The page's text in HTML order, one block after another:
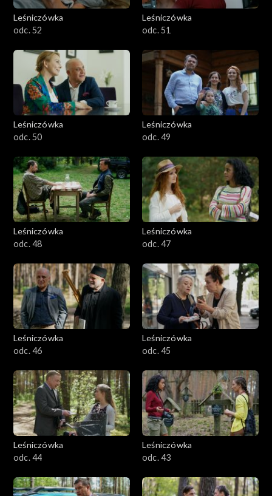
Leśniczówka
odc. 52
Leśniczówka
odc. 51
Leśniczówka
odc. 50
Leśniczówka
odc. 49
Leśniczówka
odc. 48
Leśniczówka
odc. 47
Leśniczówka
odc. 46
Leśniczówka
odc. 45
Leśniczówka
odc. 44
Leśniczówka
odc. 43